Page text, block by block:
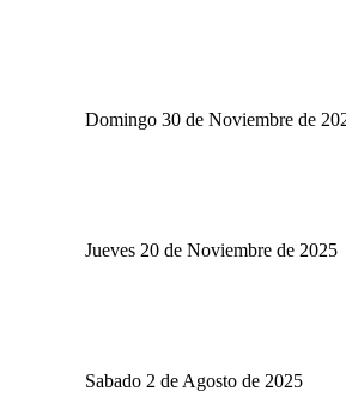
Domingo 30 de Noviembre de
Jueves 20 de Noviembre de 2025
Sabado 2 de Agosto de 2025